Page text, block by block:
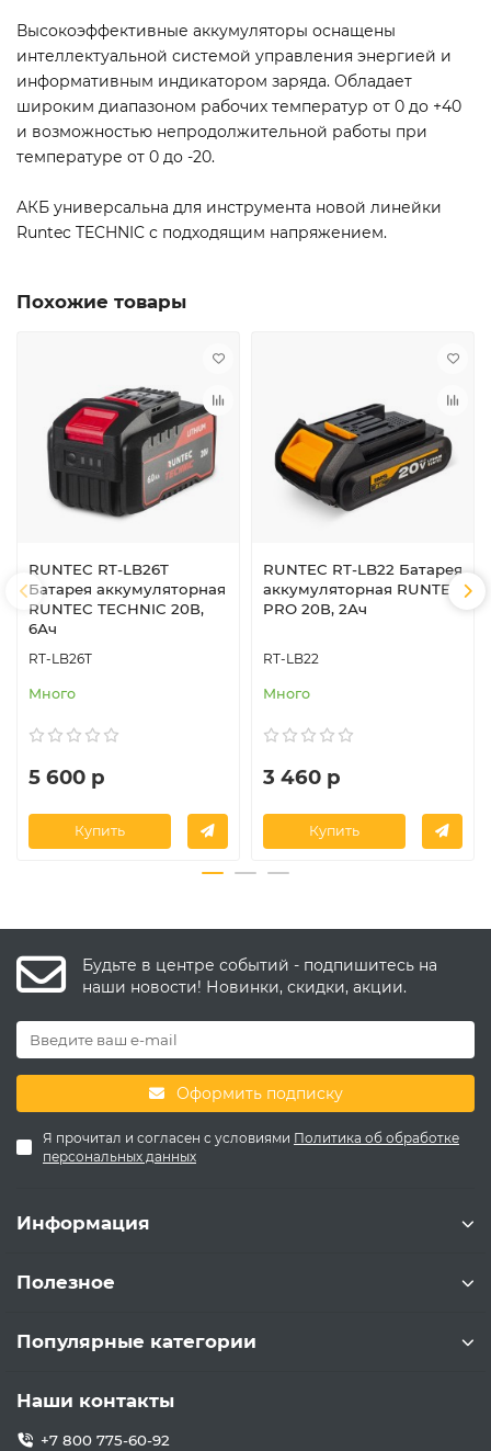
Высокоэффективные аккумуляторы оснащены
интеллектуальной системой управления энергией и
информативным индикатором заряда. Обладает
широким диапазоном рабочих температур от 0 до +40
и возможностью непродолжительной работы при
температуре от 0 до -20.
АКБ универсальна для инструмента новой линейки
Runtec TECHNIC с подходящим напряжением.
Похожие товары
RUNTEC RT-LB26T
Батарея аккумуляторная
RUNTEC TECHNIC 20В,
6Ач
RT-LB26T
Много
5 600 р
Купить
RUNTEC RT-LB22 Батарея
аккумуляторная RUNTEC
PRO 20В, 2Ач
RT-LB22
Много
3 460 р
Купить
Будьте в центре событий - подпишитесь на
наши новости! Новинки, скидки, акции.
Оформить подписку
Я прочитал и согласен с условиями Политика об обработке
персональных данных
Информация
Полезное
Популярные категории
Наши контакты
+7 800 775-60-92